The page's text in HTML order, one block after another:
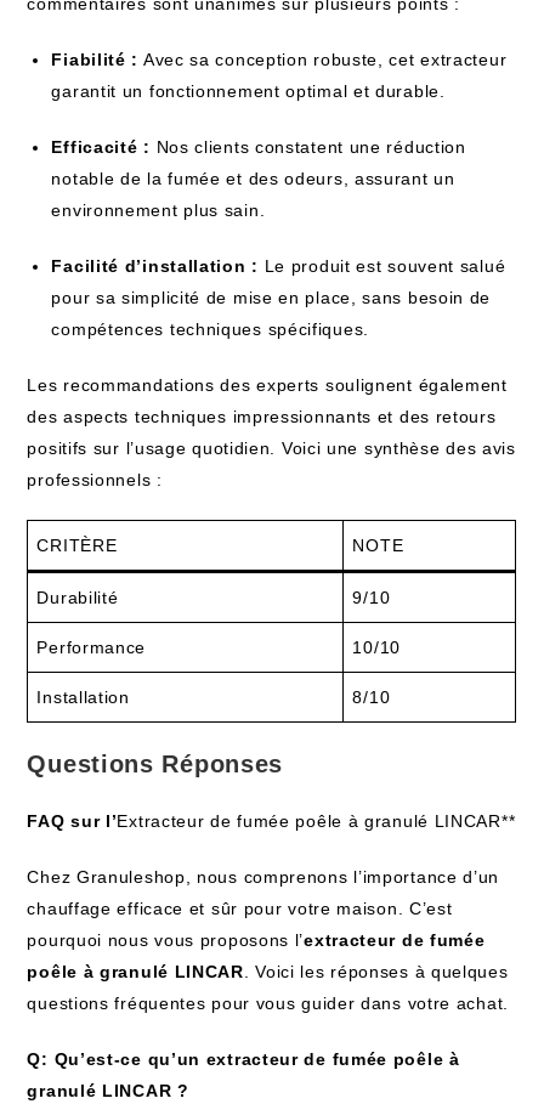
Fiabilité : Avec sa conception robuste, cet extracteur
garantit un fonctionnement optimal et durable.
Efficacité : Nos clients constatent une réduction
notable de la fumée et des odeurs, assurant un
environnement plus sain.
Facilité d’installation : Le produit est souvent salué
pour sa simplicité de mise en place, sans besoin de
compétences techniques spécifiques.
Les recommandations des experts soulignent également
des aspects techniques impressionnants et des retours
positifs sur l’usage quotidien. Voici une synthèse des avis
professionnels :
CRITÈRE NOTE
Durabilité 9/10
Performance 10/10
Installation 8/10
Questions Réponses
FAQ sur l’Extracteur de fumée poêle à granulé LINCAR**
Chez Granuleshop, nous comprenons l’importance d’un
chauffage efficace et sûr pour votre maison. C’est
pourquoi nous vous proposons l’extracteur de fumée
poêle à granulé LINCAR . Voici les réponses à quelques
questions fréquentes pour vous guider dans votre achat.
Q: Qu’est-ce qu’un extracteur de fumée poêle à
granulé LINCAR ?